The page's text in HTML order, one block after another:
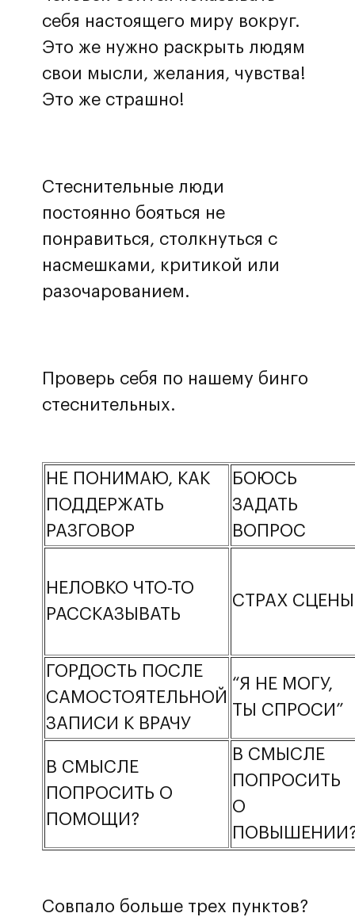
себя настоящего миру вокруг.
Это же нужно раскрыть людям
свои мысли, желания, чувства!
Это же страшно!
Стеснительные люди
постоянно бояться не
понравиться, столкнуться с
насмешками, критикой или
разочарованием.
Проверь себя по нашему бинго
стеснительных.
НЕ ПОНИМАЮ, КАК
ПОДДЕРЖАТЬ
РАЗГОВОР
БОЮСЬ
ЗАДАТЬ
ВОПРОС
НЕЛОВКО ЧТО-ТО
РАССКАЗЫВАТЬ
СТРАХ СЦЕНЫ
ГОРДОСТЬ ПОСЛЕ
САМОСТОЯТЕЛЬНОЙ
ЗАПИСИ К ВРАЧУ
“Я НЕ МОГУ,
ТЫ СПРОСИ”
В СМЫСЛЕ
ПОПРОСИТЬ О
ПОМОЩИ?
В СМЫСЛЕ
ПОПРОСИТЬ
О
Совпало больше трех пунктов?